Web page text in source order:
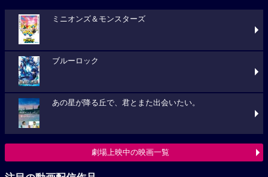
ミニオンズ＆モンスターズ
ブルーロック
あの星が降る丘で、君とまた出会いたい。
劇場上映中の映画一覧